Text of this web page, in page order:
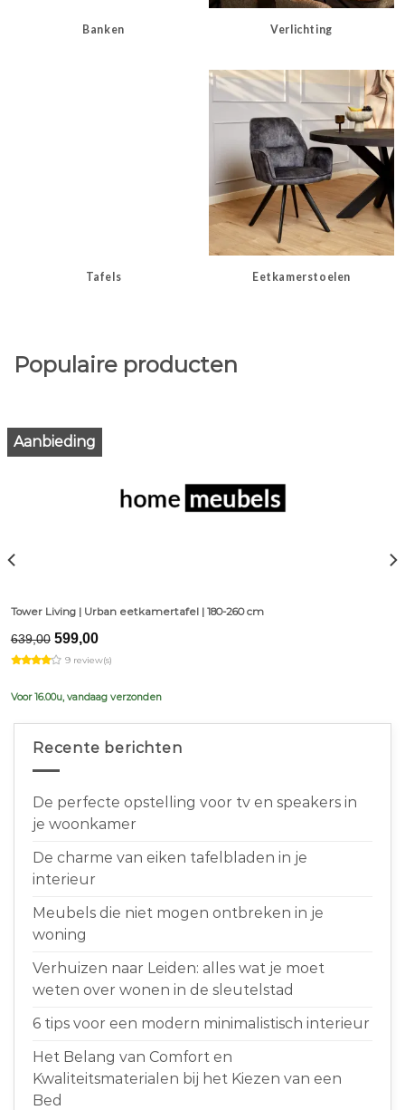
Banken Verlichting
Tafels Eetkamerstoelen
Populaire producten
Aanbieding
Tower Living | Urban eetkamertafel | 180-260 cm
639,00 Original
price
was:
599,00Current
is:
9 review(s)
Voor 16.00u, vandaag verzonden
Recente berichten
De perfecte opstelling voor tv en speakers in
je woonkamer
De charme van eiken tafelbladen in je
interieur
Meubels die niet mogen ontbreken in je
woning
Verhuizen naar Leiden: alles wat je moet
weten over wonen in de sleutelstad
6 tips voor een modern minimalistisch interieur
Het Belang van Comfort en
Kwaliteitsmaterialen bij het Kiezen van een
Bed